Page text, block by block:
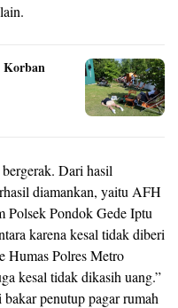
Korban
Dari hasil
diamankan, yaitu AFH
Polsek Pondok Gede Iptu
karena kesal tidak diberi
Humas Polres Metro
kesal tidak dikasih uang.”
penutup pagar rumah